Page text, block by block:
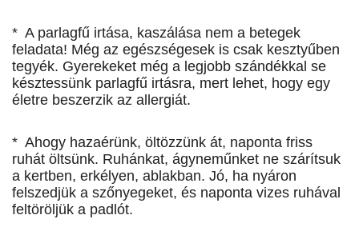
* A parlagfű irtása, kaszálása nem a betegek
feladata! Még az egészségesek is csak kesztyűben
tegyék. Gyerekeket még a legjobb szándékkal se
késztessünk parlagfű irtásra, mert lehet, hogy egy
életre beszerzik az allergiát.
* Ahogy hazaérünk, öltözzünk át, naponta friss
ruhát öltsünk. Ruhánkat, ágyneműnket ne szárítsuk
a kertben, erkélyen, ablakban. Jó, ha nyáron
felszedjük a szőnyegeket, és naponta vizes ruhával
feltöröljük a padlót.